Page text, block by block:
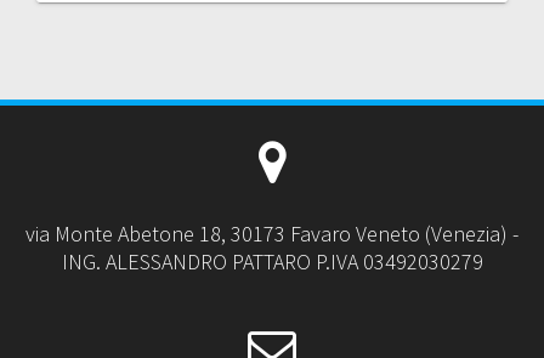
via Monte Abetone 18, 30173 Favaro Veneto (Venezia) -
ING. ALESSANDRO PATTARO P.IVA 03492030279